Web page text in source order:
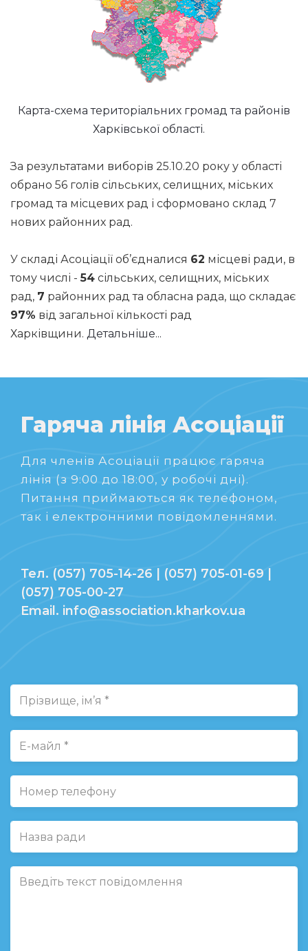
Карта-схема територіальних громад та районів
Харківської області.
За результатами виборів 25.10.20 року у області
обрано 56 голів сільських, селищних, міських
громад та місцевих рад і сформовано склад 7
нових районних рад.
У складі Асоціації об’єдналися 62 місцеві ради, в
тому числі -54 сільських, селищних, міських
рад, 7 районних рад та обласна рада, що складає
97% від загальної кількості рад
Харківщини. Детальніше...
Гаряча лінія Асоціації
Для членів Асоціації працює гаряча
лінія (з 9:00 до 18:00, у робочі дні).
Питання приймаються як телефоном,
так і електронними повідомленнями.
Тел. (057) 705-14-26 | (057) 705-01-69 |
(057) 705-00-27
Email. info@association.kharkov.ua